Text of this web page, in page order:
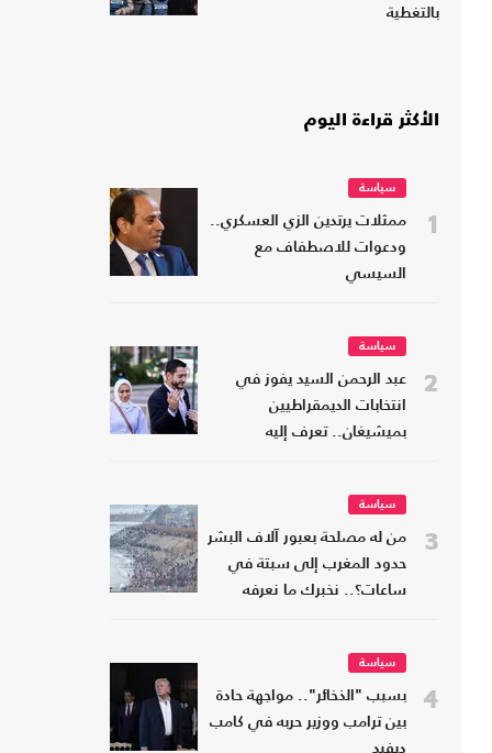
بالتغطية
الأكثر قراءة اليوم
1
سياسة
ممثلات يرتدين الزي العسكري..
ودعوات للاصطفاف مع
السيسي
2
سياسة
عبد الرحمن السيد يفوز في
انتخابات الديمقراطيين
بميشيغان.. تعرف إليه
3
سياسة
من له مصلحة بعبور آلاف البشر
حدود المغرب إلى سبتة في
ساعات؟.. نخبرك ما نعرفه
4
سياسة
بسبب "الذخائر".. مواجهة حادة
بين ترامب ووزير حربه في كامب
ديفيد